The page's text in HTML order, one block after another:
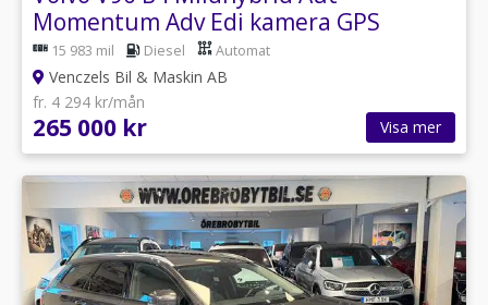
Momentum Adv Edi kamera GPS
15 983 mil Diesel Automat
Venczels Bil & Maskin AB
fr. 4 294 kr/mån
265 000 kr Visa mer